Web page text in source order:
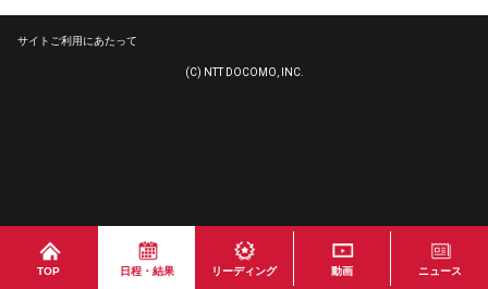
TOP 日程・結果 リーディング 動画 ニュース
サイトご利用にあたって
(C) NTT DOCOMO, INC.